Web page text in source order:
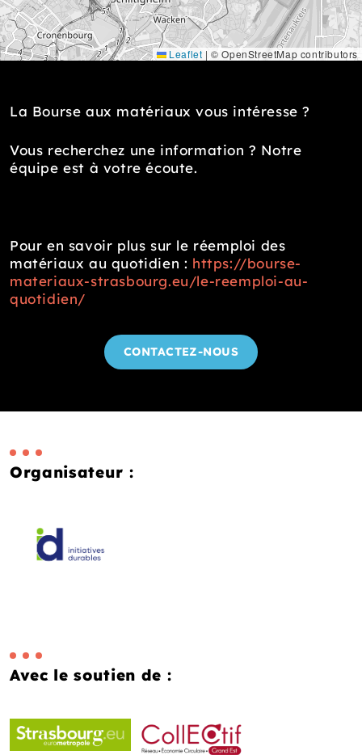
Leaflet | © OpenStreetMap contributors
La Bourse aux matériaux vous intéresse ?
Vous recherchez une information ? Notre
équipe est à votre écoute.
Pour en savoir plus sur le réemploi des
matériaux au quotidien : https://bourse-
materiaux-strasbourg.eu/le-reemploi-au-
quotidien/
CONTACTEZ-NOUS
Organisateur :
Avec le soutien de :